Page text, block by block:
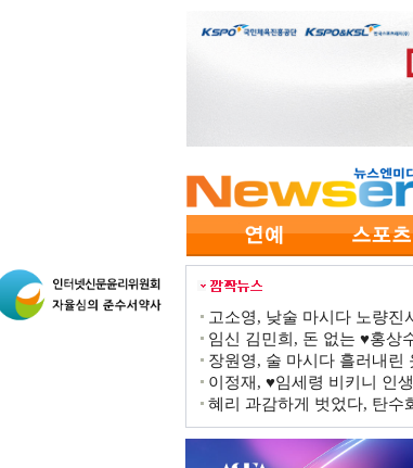
고소영, 낮술 마시다 노량진
임신 김민희, 돈 없는 ♥홍상
장원영, 술 마시다 흘러내
이정재, ♥임세령 비키니 인
혜리 과감하게 벗었다, 탄수